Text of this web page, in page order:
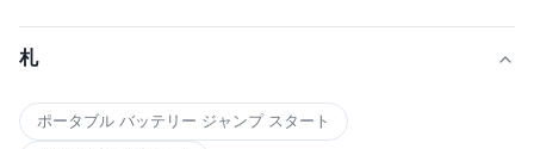
札
ポータブル バッテリー ジャンプ スタート